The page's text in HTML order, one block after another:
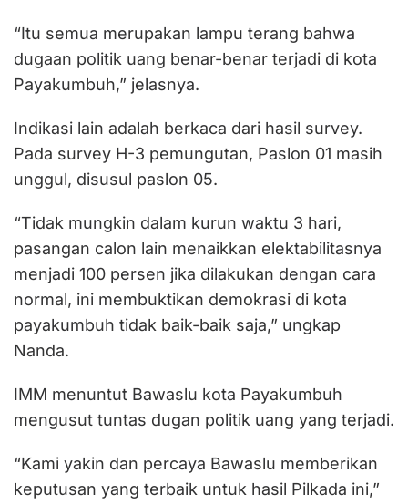
“Itu semua merupakan lampu terang bahwa
dugaan politik uang benar-benar terjadi di kota
Payakumbuh,” jelasnya.
Indikasi lain adalah berkaca dari hasil survey.
Pada survey H-3 pemungutan, Paslon 01 masih
unggul, disusul paslon 05.
“Tidak mungkin dalam kurun waktu 3 hari,
pasangan calon lain menaikkan elektabilitasnya
menjadi 100 persen jika dilakukan dengan cara
normal, ini membuktikan demokrasi di kota
payakumbuh tidak baik-baik saja,” ungkap
Nanda.
IMM menuntut Bawaslu kota Payakumbuh
mengusut tuntas dugan politik uang yang terjadi.
“Kami yakin dan percaya Bawaslu memberikan
keputusan yang terbaik untuk hasil Pilkada ini,”